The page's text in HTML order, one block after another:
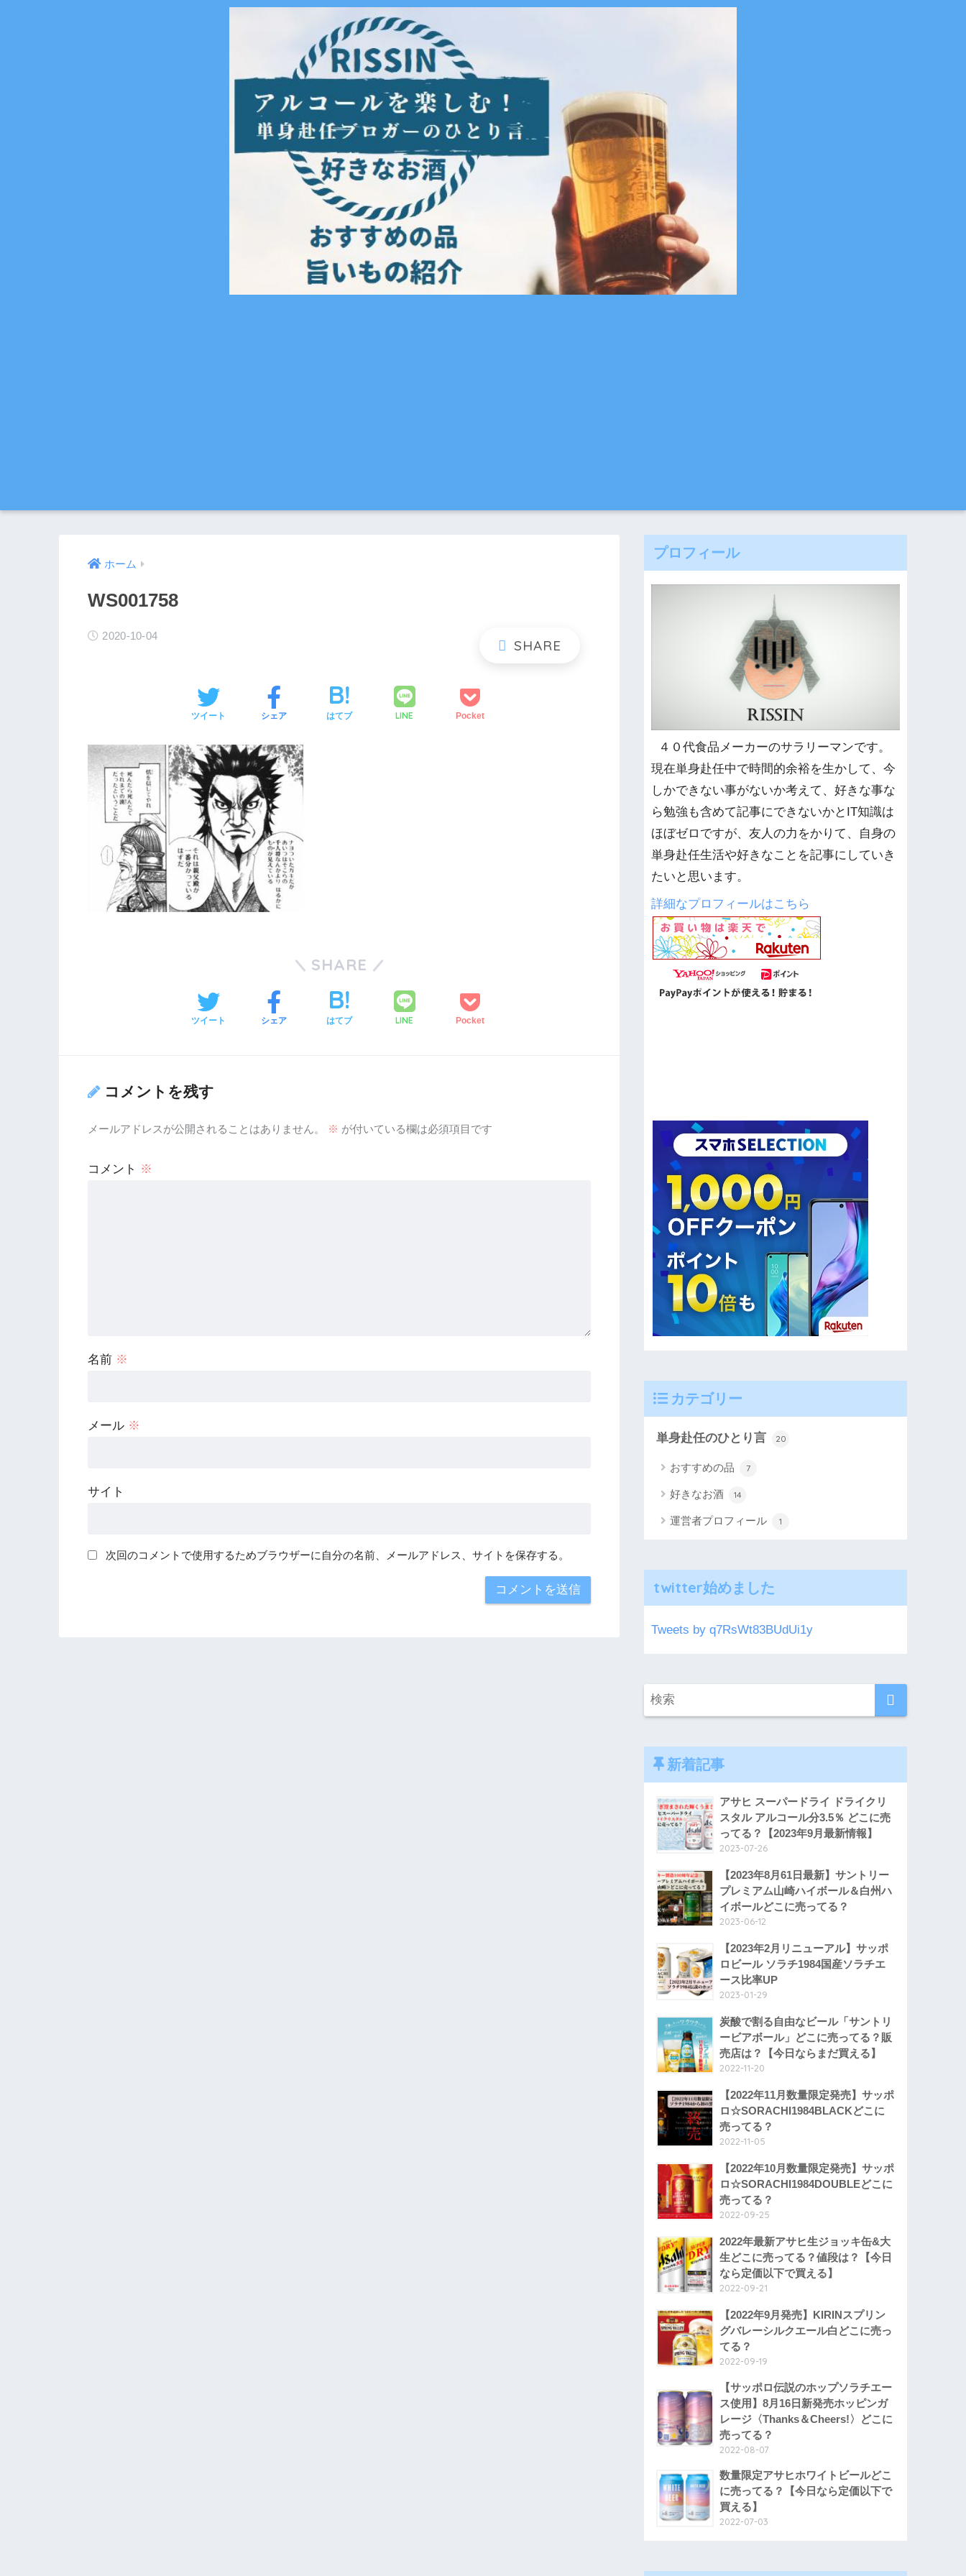
ホーム
WS001758
2020-10-04
ツイート シェア はてブ LINE Pocket
SHARE
ツイート シェア はてブ LINE Pocket
コメントを残す
メールアドレスが公開されることはありません。 ※ が付いている欄は必須項目です
コメント ※
名前 ※
メール ※
サイト
次回のコメントで使用するためブラウザーに自分の名前、メールアドレス、サイトを保存する。
プロフィール
４０代食品メーカーのサラリーマンです。
現在単身赴任中で時間的余裕を生かして、今
しかできない事がないか考えて、好きな事な
ら勉強も含めて記事にできないかとIT知識は
ほぼゼロですが、友人の力をかりて、自身の
単身赴任生活や好きなことを記事にしていき
たいと思います。
詳細なプロフィールはこちら
カテゴリー
単身赴任のひとり言 20
おすすめの品 7
好きなお酒 14
運営者プロフィール 1
twitter始めました
Tweets by q7RsWt83BUdUi1y
新着記事
アサヒ スーパードライ ドライクリ
スタル アルコール分3.5％ どこに売
ってる？【2023年9月最新情報】
2023-07-26
【2023年8月61日最新】サントリー
プレミアム山崎ハイボール＆白州ハ
イボールどこに売ってる？
2023-06-12
【2023年2月リニューアル】サッポ
ロビール ソラチ1984国産ソラチエ
ース比率UP
2023-01-29
炭酸で割る自由なビール「サントリ
ービアボール」どこに売ってる？販
売店は？【今日ならまだ買える】
2022-11-20
【2022年11月数量限定発売】サッポ
ロ☆SORACHI1984BLACKどこに
売ってる？
2022-11-05
【2022年10月数量限定発売】サッポ
ロ☆SORACHI1984DOUBLEどこに
売ってる？
2022-09-25
2022年最新アサヒ生ジョッキ缶&大
生どこに売ってる？値段は？【今日
なら定価以下で買える】
2022-09-21
【2022年9月発売】KIRINスプリン
グバレーシルクエール白どこに売っ
てる？
2022-09-19
【サッポロ伝説のホップソラチエー
ス使用】8月16日新発売ホッピンガ
レージ〈Thanks＆Cheers!〉どこに
売ってる？
2022-08-07
数量限定アサヒホワイトビールどこ
に売ってる？【今日なら定価以下で
買える】
2022-07-03